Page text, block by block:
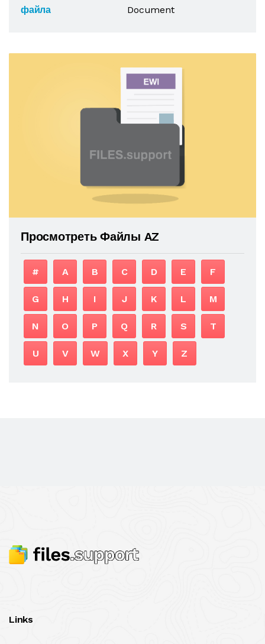
файла
Document
Просмотреть Файлы AZ
# A B C D E F
G H I J K L M
N O P Q R S T
U V W X Y Z
Links